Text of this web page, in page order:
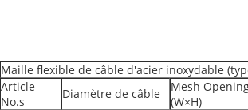
Maille flexible de câble d'acier inoxydable
Article
No.s
Diamètre de câble
Mesh
(W×H)